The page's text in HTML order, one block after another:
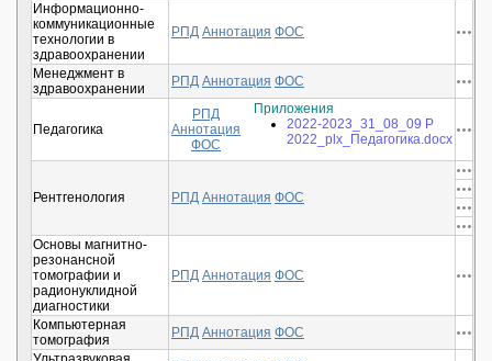
Информационно-
коммуникационные
технологии в
здравоохранении
РПД Аннотация ФОС
Менеджмент в
здравоохранении
РПД Аннотация ФОС
Педагогика
РПД
Аннотация
ФОС
Приложения
2022-2023_31_08_09 Р
2022_plx_Педагогика.docx
Рентгенология РПД Аннотация ФОС
Основы магнитно-
резонансной
томографии и
радионуклидной
диагностики
РПД Аннотация ФОС
Компьютерная
томография
РПД Аннотация ФОС